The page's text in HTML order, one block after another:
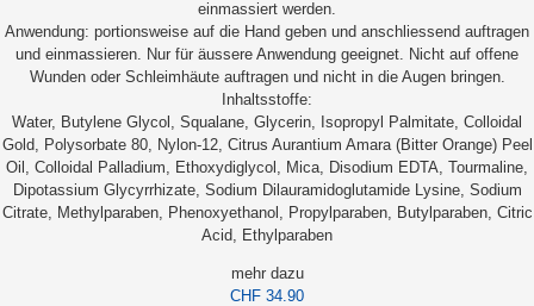
einmassiert werden.
Anwendung: portionsweise auf die Hand geben und anschliessend auftragen
und einmassieren. Nur für äussere Anwendung geeignet. Nicht auf offene
Wunden oder Schleimhäute auftragen und nicht in die Augen bringen.
Inhaltsstoffe:
Water, Butylene Glycol, Squalane, Glycerin, Isopropyl Palmitate, Colloidal
Gold, Polysorbate 80, Nylon-12, Citrus Aurantium Amara (Bitter Orange) Peel
Oil, Colloidal Palladium, Ethoxydiglycol, Mica, Disodium EDTA, Tourmaline,
Dipotassium Glycyrrhizate, Sodium Dilauramidoglutamide Lysine, Sodium
Citrate, Methylparaben, Phenoxyethanol, Propylparaben, Butylparaben, Citric
Acid, Ethylparaben
mehr dazu
CHF 34.90